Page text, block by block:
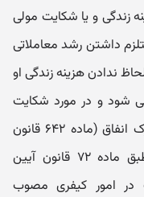
زندگی و یا شکایت مولی
داشتن رشد معاملاتی
ندادن هزینه زندگی او
می شود و در مورد شکایت
محجور به طرفیت ولی قهری به اتهام ترک انفاق (ماده ۶۴۲ قانون
مجازات اسلامی) دادگاه برای محجور طبق ماده ۷۲ قانون آیین
در امور کیفری مصوب